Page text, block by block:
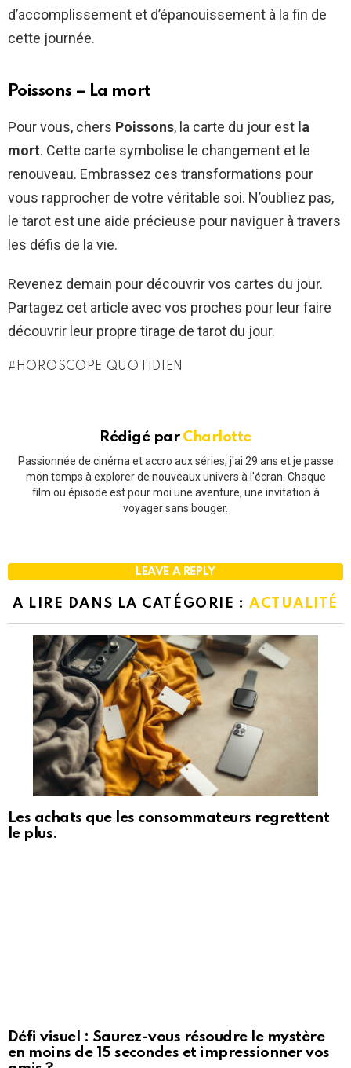
d’accomplissement et d’épanouissement à la fin de
cette journée.
Poissons – La mort
Pour vous, chers Poissons, la carte du jour est la
mort. Cette carte symbolise le changement et le
renouveau. Embrassez ces transformations pour
vous rapprocher de votre véritable soi. N’oubliez pas,
le tarot est une aide précieuse pour naviguer à travers
les défis de la vie.
Revenez demain pour découvrir vos cartes du jour.
Partagez cet article avec vos proches pour leur faire
découvrir leur propre tirage de tarot du jour.
HOROSCOPE QUOTIDIEN
Rédigé par Charlotte
Passionnée de cinéma et accro aux séries, j'ai 29 ans et je passe
mon temps à explorer de nouveaux univers à l'écran. Chaque
film ou épisode est pour moi une aventure, une invitation à
voyager sans bouger.
LEAVE A REPLY
A LIRE DANS LA CATÉGORIE : ACTUALITÉ
Les achats que les consommateurs regrettent
le plus.
Défi visuel : Saurez-vous résoudre le mystère
en moins de 15 secondes et impressionner vos